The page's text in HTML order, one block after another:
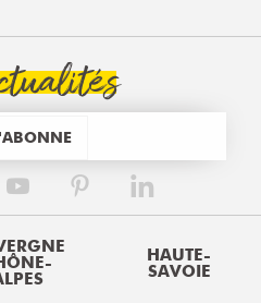
HAUTE-
SAVOIE